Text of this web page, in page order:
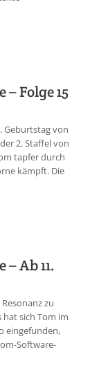
– Folge 15
Geburtstag von
2. Staffel von
tapfer durch
kämpft. Die
Ab 11.
zu
hat sich Tom im
eingefunden,
Software-